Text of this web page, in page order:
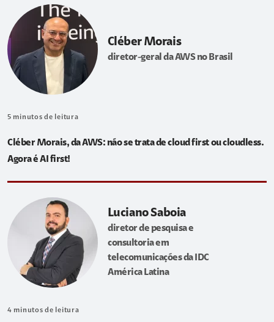
Cléber Morais
diretor-geral da AWS no Brasil
5 minutos de leitura
Cléber Morais, da AWS: não se trata de cloud first ou cloudless.
Agora é AI first!
Luciano Saboia
diretor de pesquisa e
consultoria em
telecomunicações da IDC
América Latina
4 minutos de leitura